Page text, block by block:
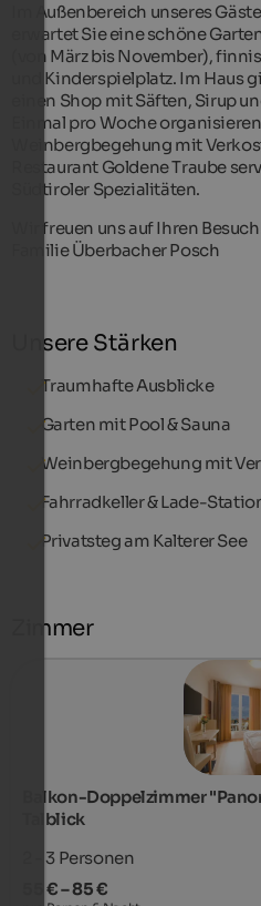
Im Außenbereich unseres
erwartet Sie eine schöne
(von März bis November),
und Kinderspielplatz. Im Haus
einen Shop mit Säften, Sirup
Einmal pro Woche
Weinbergbegehung mit
Restaurant Goldene Traube
Südtiroler Spezialitäten.
Wir freuen uns auf Ihren
Familie Überbacher Posch
Unsere Stärken
Traumhafte Ausblicke
Garten mit Pool & Sauna
Weinbergbegehung mit
Fahrradkeller & Lade-
Privatsteg am Kalterer See
Zimmer
Balkon-Doppelzimmer
Talblick
2 - 3 Personen
55 € – 85 €